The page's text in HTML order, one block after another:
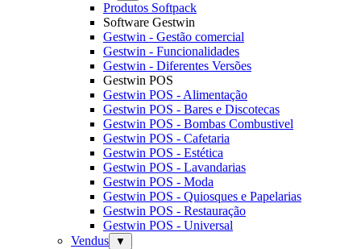
Produtos Softpack
Software Gestwin
Gestwin - Gestão comercial
Gestwin - Funcionalidades
Gestwin - Diferentes Versões
Gestwin POS
Gestwin POS - Alimentação
Gestwin POS - Bares e Discotecas
Gestwin POS - Bombas Combustivel
Gestwin POS - Cafetaria
Gestwin POS - Estética
Gestwin POS - Lavandarias
Gestwin POS - Moda
Gestwin POS - Quiosques e Papelarias
Gestwin POS - Restauração
Gestwin POS - Universal
Vendus
▼